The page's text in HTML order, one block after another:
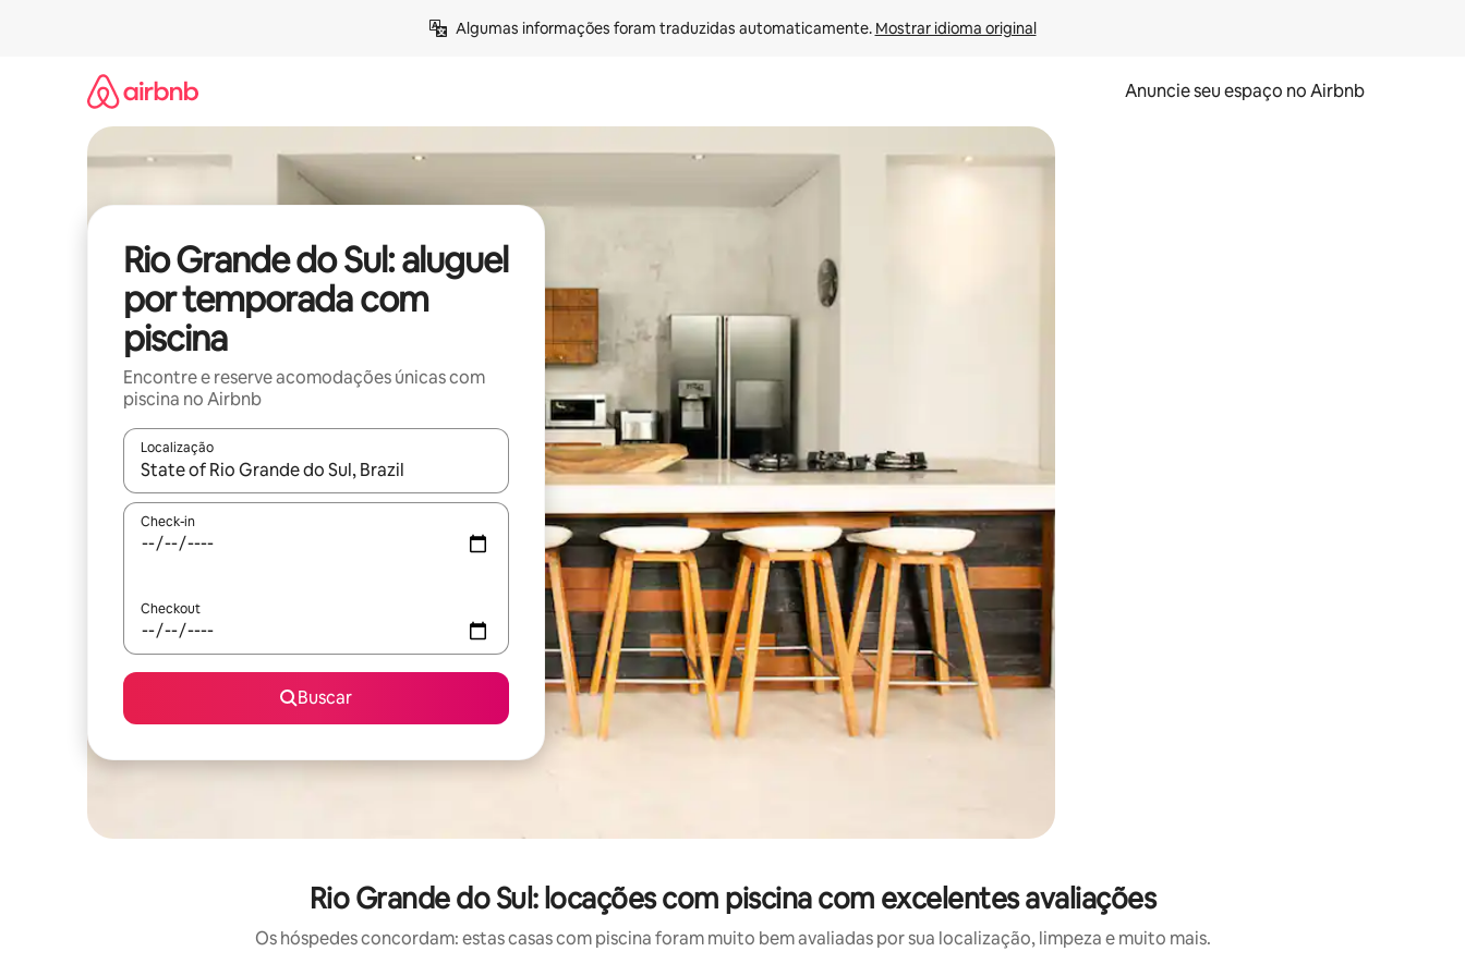
Algumas informações foram traduzidas automaticamente. Mostrar idioma original
Anuncie seu espaço no Airbnb
Rio Grande do Sul: aluguel
por temporada com
piscina
Encontre e reserve acomodações únicas com
piscina no Airbnb
Localização
Quando os resultados estiverem disponíveis, explore-os usando as seta para cima e para baixo do teclado ou tocando e deslizando o dedo na tela.
Check-in
Checkout
Buscar
Rio Grande do Sul: locações com piscina com excelentes avaliações
Os hóspedes concordam: estas casas com piscina foram muito bem avaliadas por sua localização, limpeza e muito mais.